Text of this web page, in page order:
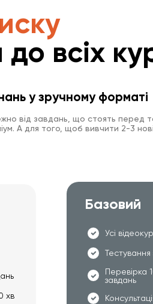
всіх
у зручному форматі
від завдань, що стоять
А для того, щоб вивчити 2-3
хв
Базовий
Усі
Тестування
Перевірка
завдань